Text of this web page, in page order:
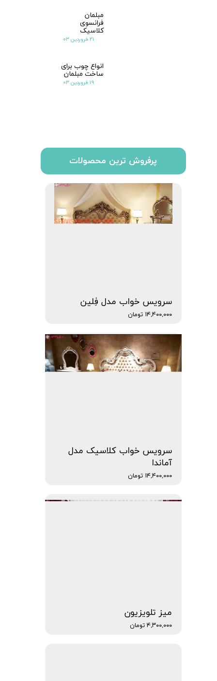
سرویس خواب مدل فِلین
۱۴,۴۰۰,۰۰۰ تومان
سرویس خواب کلاسیک مدل
آماندا
۱۴,۴۰۰,۰۰۰ تومان
میز تلویزیون
۴,۳۰۰,۰۰۰ تومان
پرفروش ترین محصولات
مبلمان
فرانسوی
کلاسیک
۲۱ فروردین ۰۳
انواع چوب برای
ساخت مبلمان
۱۹ فروردین ۰۳